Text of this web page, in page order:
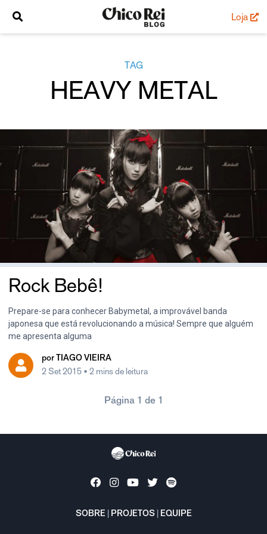
Loja
TAG
HEAVY METAL
Rock Bebê!
Prepare-se para conhecer Babymetal, a improvável banda
japonesa que está revolucionando a música! Sempre que alguém
me apresenta alguma
por TIAGO VIEIRA
2 Set 2015 • 2 mins de leitura
Página 1 de 1
SOBRE PROJETOS EQUIPE